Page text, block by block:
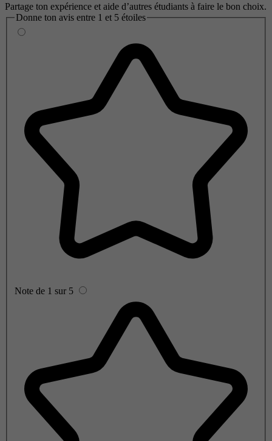
Partage ton expérience et aide d’autres étudiants à faire le bon choix.
Donne ton avis entre 1 et 5 étoiles
Note de 1 sur 5